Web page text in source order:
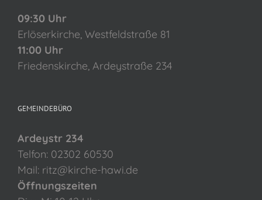
09:30 Uhr
Erlöserkirche, Westfeldstraße 81
11:00 Uhr
Friedenskirche, Ardeystraße 234
GEMEINDEBÜRO
Ardeystr 234
Telfon: 02302 60530
Mail: ritz@kirche-hawi.de
Öffnungszeiten